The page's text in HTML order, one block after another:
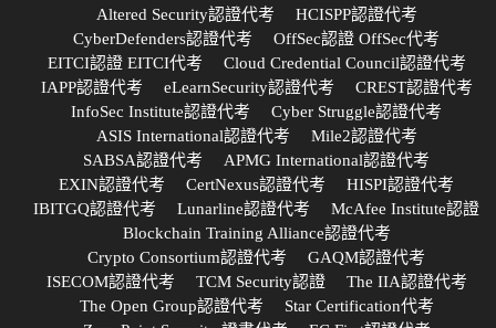
Altered Security認證代考
HCISPP認證代考
CyberDefenders認證代考
OffSec認證 OffSec代考
EITCI認證 EITCI代考
Cloud Credential Council認證代考
IAPP認證代考
eLearnSecurity認證代考
CREST認證代考
InfoSec Institute認證代考
Cyber Struggle認證代考
ASIS International認證代考
Mile2認證代考
SABSA認證代考
APMG International認證代考
EXIN認證代考
CertNexus認證代考
HISPI認證代考
IBITGQ認證代考
Lunarline認證代考
McAfee Institute認證
Blockchain Training Alliance認證代考
Crypto Consortium認證代考
GAQM認證代考
ISECOM認證代考
TCM Security認證
The IIA認證代考
The Open Group認證代考
Star Certification代考